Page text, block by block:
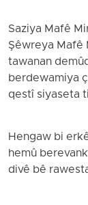
Saziya Mafê
Şêwreya Mafê
tawanan
berdewamiya
qestî siyaseta
Hengaw bi
hemû
divê bê